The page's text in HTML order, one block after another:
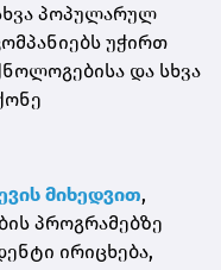
პოპულარულ
უჭირთ
და სხვა
მიხედვით,
პროგრამებზე
ირიცხება,